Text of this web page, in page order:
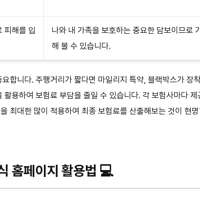
피해를 입
나와 내 가족을 보호하는 중요한 담보이므로
해 볼 수 있습니다.
합니다. 주행거리가 짧다면 마일리지 특약, 블랙박스가 장
용하여 보험료 부담을 줄일 수 있습니다. 각 보험사마다
최대한 많이 적용하여 최종 보험료를 산출해보는 것이 현
홈페이지 활용법 💻